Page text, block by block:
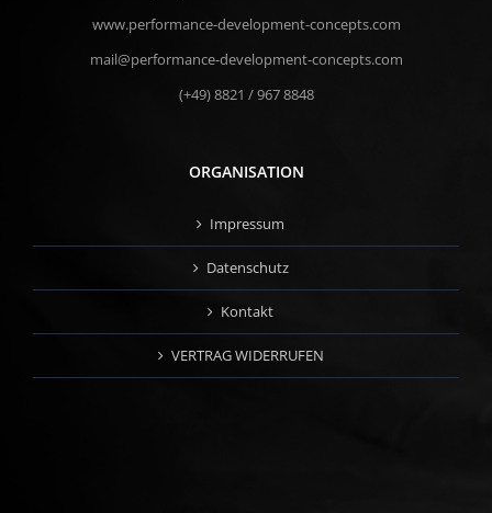
www.performance-development-concepts.com
mail@performance-development-concepts.com
(+49) 8821 / 967 8848
ORGANISATION
Impressum
Datenschutz
Kontakt
VERTRAG WIDERRUFEN